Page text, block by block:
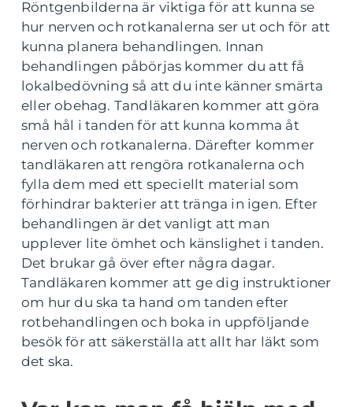
Röntgenbilderna är viktiga för att kunna se
hur nerven och rotkanalerna ser ut och för att
kunna planera behandlingen. Innan
behandlingen påbörjas kommer du att få
lokalbedövning så att du inte känner smärta
eller obehag. Tandläkaren kommer att göra
små hål i tanden för att kunna komma åt
nerven och rotkanalerna. Därefter kommer
tandläkaren att rengöra rotkanalerna och
fylla dem med ett speciellt material som
förhindrar bakterier att tränga in igen. Efter
behandlingen är det vanligt att man
upplever lite ömhet och känslighet i tanden.
Det brukar gå över efter några dagar.
Tandläkaren kommer att ge dig instruktioner
om hur du ska ta hand om tanden efter
rotbehandlingen och boka in uppföljande
besök för att säkerställa att allt har läkt som
det ska.